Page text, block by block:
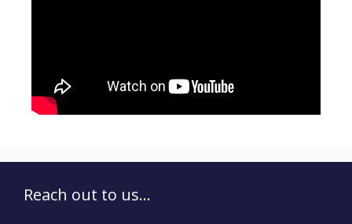
Reach out to us...